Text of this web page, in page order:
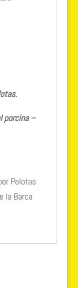
porcina –
Pelotas
la Barca